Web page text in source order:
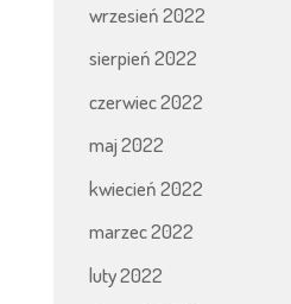
wrzesień 2022
sierpień 2022
czerwiec 2022
maj 2022
kwiecień 2022
marzec 2022
luty 2022